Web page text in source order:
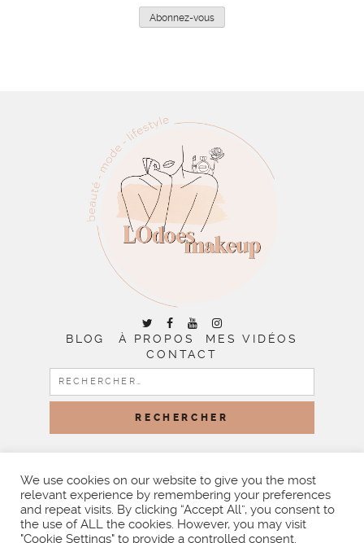
Abonnez-vous
BLOG À PROPOS
MES VIDÉOS
CONTACT
RECHERCHER :
BY LITTLE THEME SHOP
We use cookies on our website to give you the most
relevant experience by remembering your preferences
and repeat visits. By clicking “Accept All”, you consent to
the use of ALL the cookies. However, you may visit
"Cookie Settings" to provide a controlled consent.